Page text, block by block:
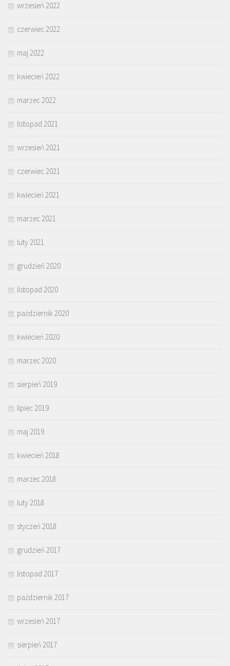
wrzesień 2022
czerwiec 2022
maj 2022
kwiecień 2022
marzec 2022
listopad 2021
wrzesień 2021
czerwiec 2021
kwiecień 2021
marzec 2021
luty 2021
grudzień 2020
listopad 2020
październik 2020
kwiecień 2020
marzec 2020
sierpień 2019
lipiec 2019
maj 2019
kwiecień 2018
marzec 2018
luty 2018
styczeń 2018
grudzień 2017
listopad 2017
październik 2017
wrzesień 2017
sierpień 2017